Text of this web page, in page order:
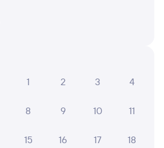
1
2 3 4
8 9 10 11
15 16 17 18